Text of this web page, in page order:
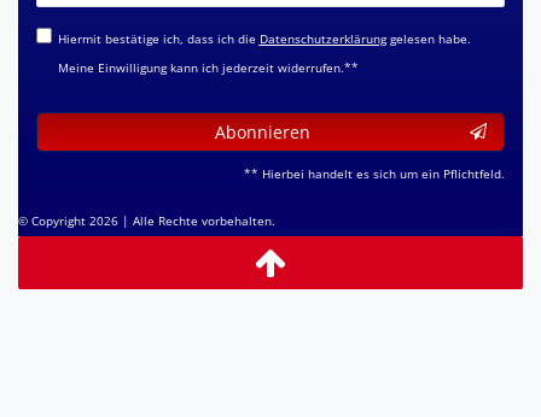
Hiermit bestätige ich, dass ich die Daten­schutz­erklärunggelesen habe.
Meine Einwilligung kann ich jederzeit widerrufen.**
Abonnieren
** Hierbei handelt es sich um ein Pflichtfeld.
© Copyright 2026 | Alle Rechte vorbehalten.